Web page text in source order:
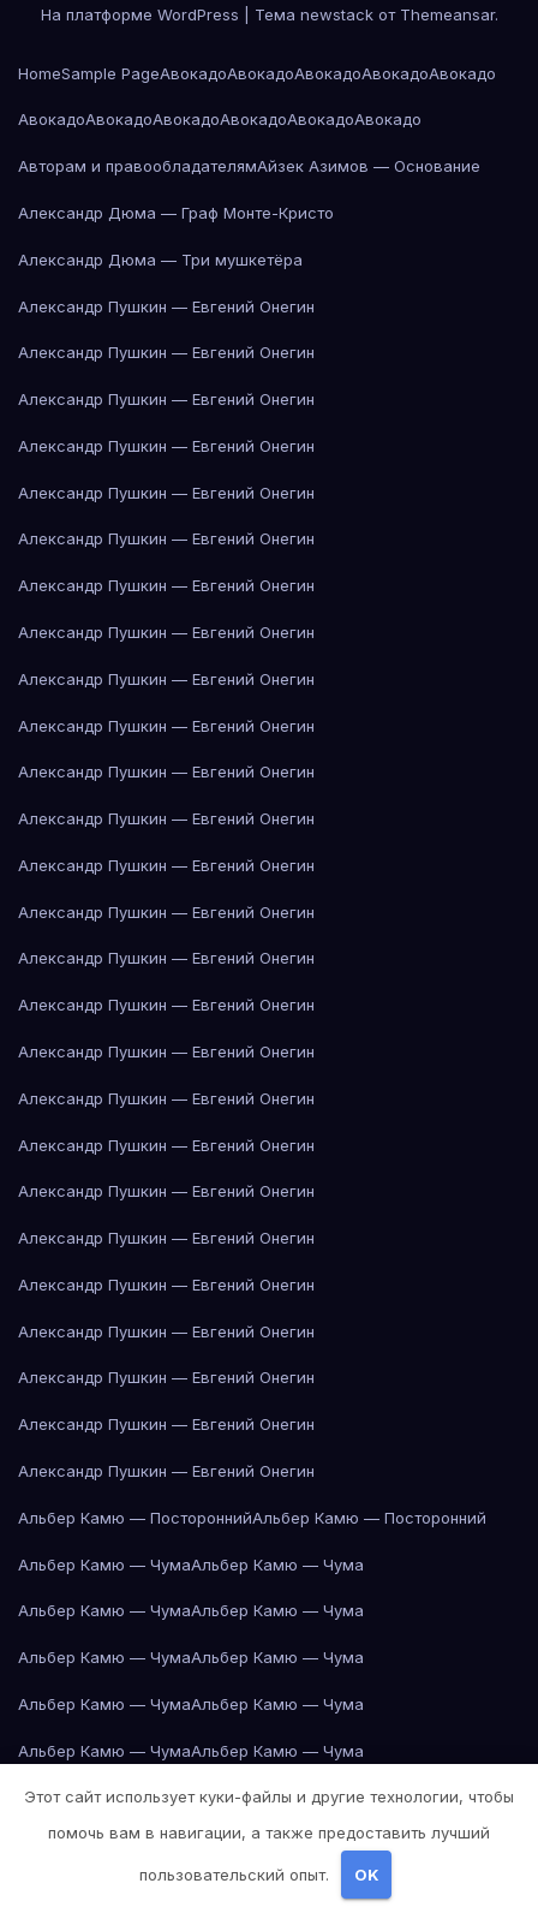
На платформе WordPress Тема newstack от Themeansar.
HomeSample PageАвокадоАвокадоАвокадоАвокадоАвокадо
АвокадоАвокадоАвокадоАвокадоАвокадоАвокадо
Авторам и правообладателямАйзек Азимов — Основание
Александр Дюма — Граф Монте-Кристо
Александр Дюма — Три мушкетёра
Александр Пушкин — Евгений Онегин
Александр Пушкин — Евгений Онегин
Александр Пушкин — Евгений Онегин
Александр Пушкин — Евгений Онегин
Александр Пушкин — Евгений Онегин
Александр Пушкин — Евгений Онегин
Александр Пушкин — Евгений Онегин
Александр Пушкин — Евгений Онегин
Александр Пушкин — Евгений Онегин
Александр Пушкин — Евгений Онегин
Александр Пушкин — Евгений Онегин
Александр Пушкин — Евгений Онегин
Александр Пушкин — Евгений Онегин
Александр Пушкин — Евгений Онегин
Александр Пушкин — Евгений Онегин
Александр Пушкин — Евгений Онегин
Александр Пушкин — Евгений Онегин
Александр Пушкин — Евгений Онегин
Александр Пушкин — Евгений Онегин
Александр Пушкин — Евгений Онегин
Александр Пушкин — Евгений Онегин
Александр Пушкин — Евгений Онегин
Александр Пушкин — Евгений Онегин
Александр Пушкин — Евгений Онегин
Александр Пушкин — Евгений Онегин
Александр Пушкин — Евгений Онегин
Альбер Камю — ПостороннийАльбер Камю — Посторонний
Альбер Камю — ЧумаАльбер Камю — Чума
Альбер Камю — ЧумаАльбер Камю — Чума
Альбер Камю — ЧумаАльбер Камю — Чума
Альбер Камю — ЧумаАльбер Камю — Чума
Альбер Камю — ЧумаАльбер Камю — Чума
Альбер Камю — ЧумаАльбер Камю — Чума
Альбер Камю — ЧумаАльбер Камю — Чума
Этот сайт использует куки-файлы и другие технологии, чтобы
помочь вам в навигации, а также предоставить лучший
пользовательский опыт. OK